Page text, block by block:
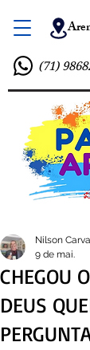
(71)
CHEGOU
DEUS
Nilson
9 de mai.